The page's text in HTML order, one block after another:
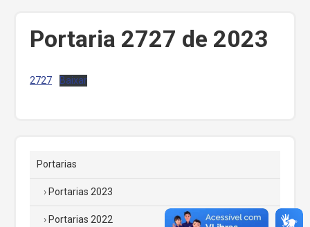
Portaria 2727 de 2023
2727 Baixar
Portarias
Portarias 2023
Portarias 2022